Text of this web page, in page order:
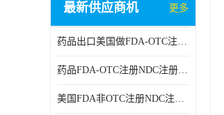
RCM，C-TICK，SAA
商标专利办理
最新供应商机 更多
药品出口美国做FDA-OTC注册NDC注册周期时间
药品FDA-OTC注册NDC注册办理资料
美国FDA非OTC注册NDC注册办理流程